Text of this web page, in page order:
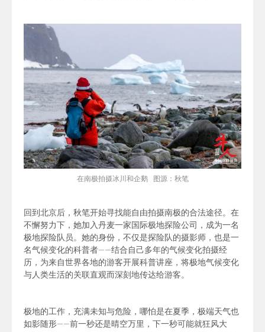
在南极拍摄冰川和企鹅 图源：秋笔
回到北京后，秋笔开始寻找能自由拍摄南极的合法途径。在
不懈努力下，她加入丹麦一家国际极地探险公司，成为一名
极地探险队员。她的身份，不仅是探险队的摄影师，也是一
名气候变化的科普者——结合自己多年的气候变化拍摄经
历， 为来自世界各地的游客开展科普讲座，将极地气候变化
与人类生活的关联 直观而深刻地传达给游客。
极地的工作，充满未知与危险，哪怕是在夏季，极端天气也
如影随形——前一秒还是晴空万里，下一秒可能就狂风大